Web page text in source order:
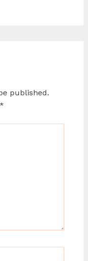
published.
*